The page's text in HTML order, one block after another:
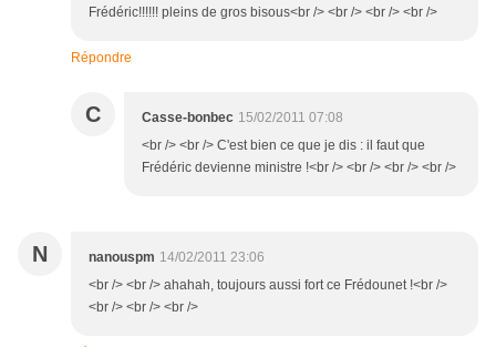
Frédéric!!!!!! pleins de gros bisous<br /> <br /> <br /> <br />
Répondre
C Casse-bonbec 15/02/2011 07:08
<br /> <br /> C'est bien ce que je dis : il faut que
Frédéric devienne ministre !<br /> <br /> <br /> <br />
N nanouspm 14/02/2011 23:06
<br /> <br /> ahahah, toujours aussi fort ce Frédounet !<br />
<br /> <br /> <br />